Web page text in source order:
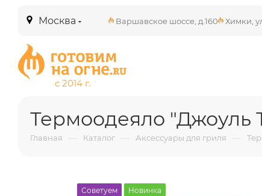
Москва Варшавское шоссе, д.160 Химки,
Термоодеяло "Джоуль
Главная — Каталог — Аксессуары для гриля —
Советуем Новинка